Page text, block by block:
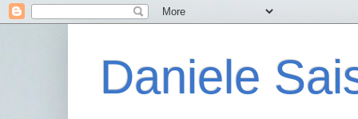
Daniele